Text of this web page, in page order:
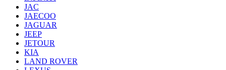
JAC
JAECOO
JAGUAR
JEEP
JETOUR
KIA
LAND ROVER